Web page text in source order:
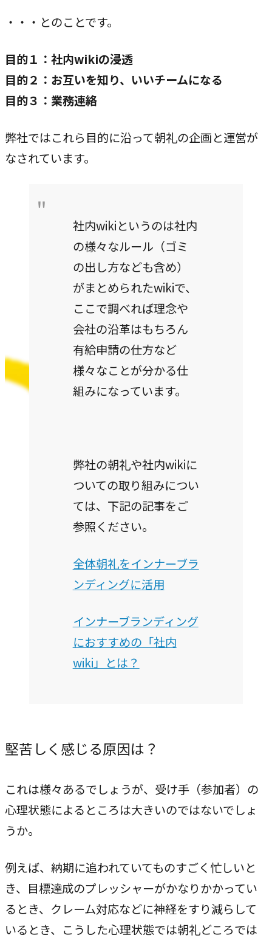
COMPANY
ライオンハートの会社概要、歴史、そしてメンバーをご紹
介します。
→
ライオンハートの基本情報
役員紹介
経営チームの紹介
NEWS
お知らせ
お問い合わせ
・・・とのことです。
目的１：社内wikiの浸透
目的２：お互いを知り、いいチームになる
目的３：業務連絡
弊社ではこれら目的に沿って朝礼の企画と運営が
なされています。
社内wikiというのは社内
の様々なルール（ゴミ
の出し方なども含め）
がまとめられたwikiで、
ここで調べれば理念や
会社の沿革はもちろん
有給申請の仕方など
様々なことが分かる仕
組みになっています。
弊社の朝礼や社内wikiに
ついての取り組みについ
ては、下記の記事をご
参照ください。
全体朝礼をインナーブラ
ンディングに活用
インナーブランディング
におすすめの「社内
wiki」とは？
堅苦しく感じる原因は？
これは様々あるでしょうが、受け手（参加者）の
心理状態によるところは大きいのではないでしょ
うか。
例えば、納期に追われていてものすごく忙しいと
き、目標達成のプレッシャーがかなりかかってい
るとき、クレーム対応などに神経をすり減らして
いるとき、こうした心理状態では朝礼どころでは